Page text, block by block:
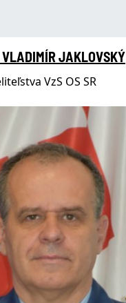
JAKLOVSKÝ
VzS OS SR